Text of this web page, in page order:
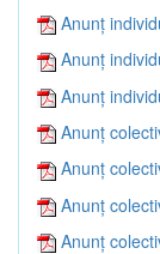
Anunț
Anunț
Anunț
Anunț
Anunț
Anunț
Anunț